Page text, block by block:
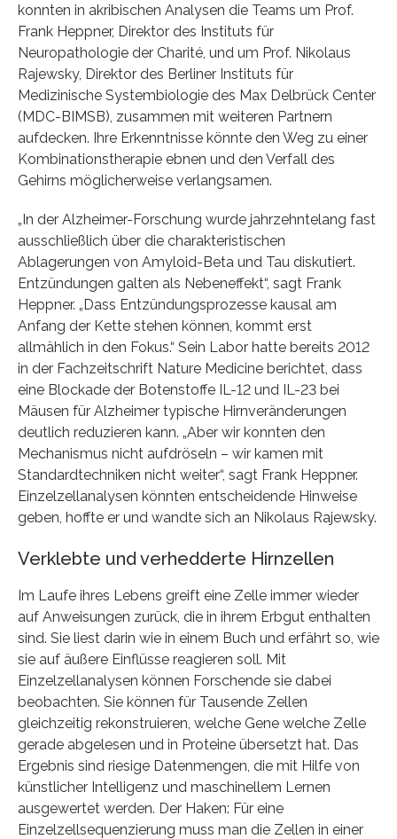
konnten in akribischen Analysen die Teams um Prof.
Frank Heppner, Direktor des Instituts für
Neuropathologie der Charité, und um Prof. Nikolaus
Rajewsky, Direktor des Berliner Instituts für
Medizinische Systembiologie des Max Delbrück Center
(MDC-BIMSB), zusammen mit weiteren Partnern
aufdecken. Ihre Erkenntnisse könnte den Weg zu einer
Kombinationstherapie ebnen und den Verfall des
Gehirns möglicherweise verlangsamen.
„In der Alzheimer-Forschung wurde jahrzehntelang fast
ausschließlich über die charakteristischen
Ablagerungen von Amyloid-Beta und Tau diskutiert.
Entzündungen galten als Nebeneffekt“, sagt Frank
Heppner. „Dass Entzündungsprozesse kausal am
Anfang der Kette stehen können, kommt erst
allmählich in den Fokus.“ Sein Labor hatte bereits 2012
in der Fachzeitschrift Nature Medicine berichtet, dass
eine Blockade der Botenstoffe IL-12 und IL-23 bei
Mäusen für Alzheimer typische Hirnveränderungen
deutlich reduzieren kann. „Aber wir konnten den
Mechanismus nicht aufdröseln – wir kamen mit
Standardtechniken nicht weiter“, sagt Frank Heppner.
Einzelzellanalysen könnten entscheidende Hinweise
geben, hoffte er und wandte sich an Nikolaus Rajewsky.
Verklebte und verhedderte Hirnzellen
Im Laufe ihres Lebens greift eine Zelle immer wieder
auf Anweisungen zurück, die in ihrem Erbgut enthalten
sind. Sie liest darin wie in einem Buch und erfährt so, wie
sie auf äußere Einflüsse reagieren soll. Mit
Einzelzellanalysen können Forschende sie dabei
beobachten. Sie können für Tausende Zellen
gleichzeitig rekonstruieren, welche Gene welche Zelle
gerade abgelesen und in Proteine übersetzt hat. Das
Ergebnis sind riesige Datenmengen, die mit Hilfe von
künstlicher Intelligenz und maschinellem Lernen
ausgewertet werden. Der Haken: Für eine
Einzelzellsequenzierung muss man die Zellen in einer